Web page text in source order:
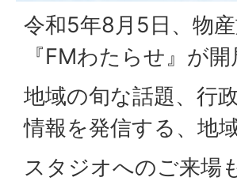
令和5年8月5日、物
『FMわたらせ』が
地域の旬な話題、行
情報を発信する、地
スタジオへのご来場